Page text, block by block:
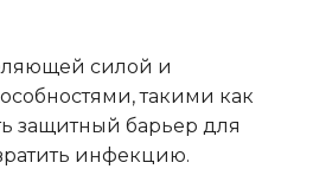
силой и
такими как
защитный барьер для
инфекцию.